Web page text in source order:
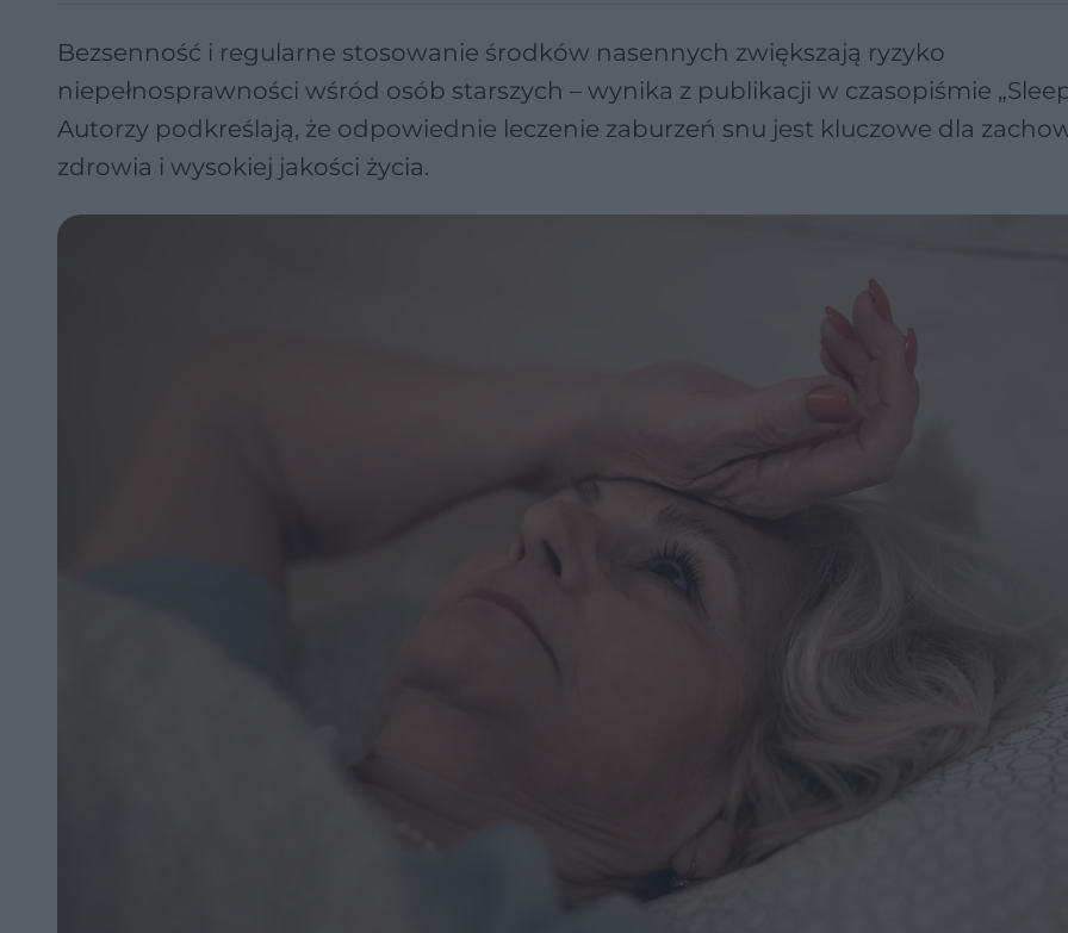
Bezsenność i regularne stosowanie środków nasennych zwiększają ryzyko
niepełnosprawności wśród osób starszych – wynika z publikacji w czasopiśmie
Autorzy podkreślają, że odpowiednie leczenie zaburzeń snu jest kluczowe dla
zdrowia i wysokiej jakości życia.